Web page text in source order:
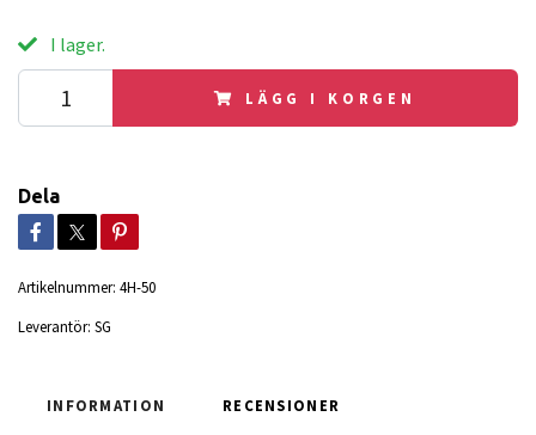
I lager.
LÄGG I KORGEN
Dela
Artikelnummer: 4H-50
Leverantör: SG
INFORMATION RECENSIONER